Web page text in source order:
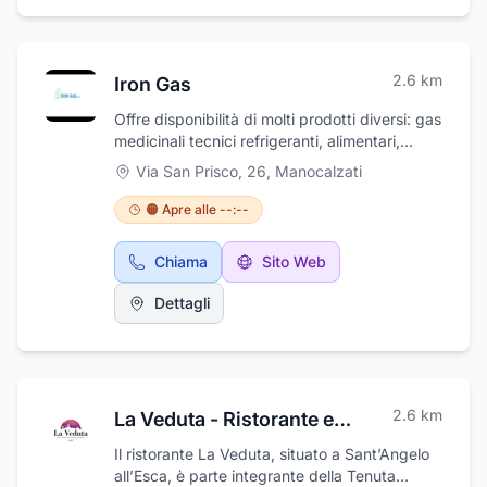
altra ricorrenza.
Iron Gas 2.6 km
Offre disponibilità di molti prodotti diversi: gas
medicinali tecnici refrigeranti, alimentari,
materiali per la saldatura, macchine ed
impianti TIG, MIG, MMA, plasma e per la
refrigerazione ed il condizionamento, nonché
abiti da lavoro ed antinfortunistici e materiale
per l’allestimento di ambulanze e piccoli
ambulatori. Commercializza, inoltre, tutto ciò
che serve all'utilizzo degli stessi, quindi
riduttori di pressione, metalli di apporto,
specializzata nel campo dell’ossigenoterapia
Via San Prisco, 26, Manocalzati
🟠 Apre alle --:--
Chiama Sito Web
Dettagli
La Veduta - Ristorante ed Eventi - 2.6 km
Il ristorante La Veduta, situato a Sant’Angelo
all’Esca, è parte integrante della Tenuta